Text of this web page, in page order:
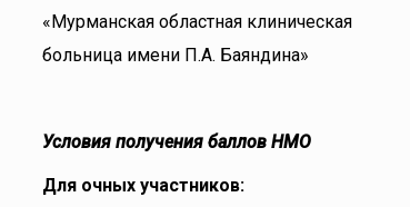
«Мурманская областная клиническая
больница имени П.А. Баяндина»
Условия получения баллов НМО
Для очных участников: